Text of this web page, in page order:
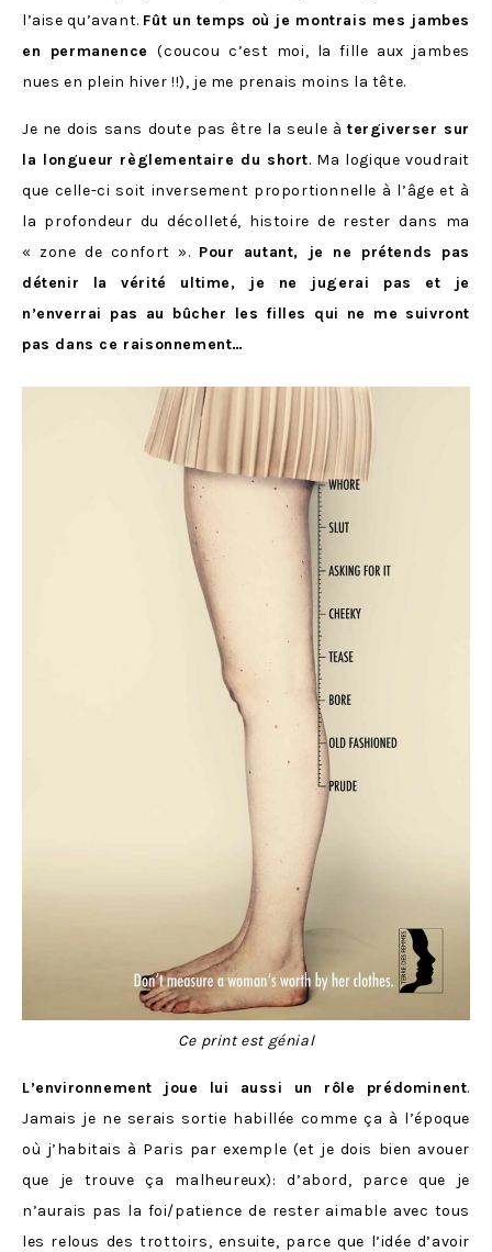
l’aise qu’avant. Fût un temps où je montrais mes jambes
en permanence(coucou c’est moi, la fille aux jambes
nues en plein hiver !!), je me prenais moins la tête.
Je ne dois sans doute pas être la seule àtergiverser sur
la longueur règlementaire du short. Ma logique voudrait
que celle-ci soit inversement proportionnelle à l’âge et à
la profondeur du décolleté, histoire de rester dans ma
« zone de confort ». Pour autant, je ne prétends pas
détenir la vérité ultime, je ne jugerai pas et je
n’enverrai pas au bûcher les filles qui ne me suivront
pas dans ce raisonnement…
Ce print est génial
L’environnement joue lui aussi un rôle prédominent.
Jamais je ne serais sortie habillée comme ça à l’époque
où j’habitais à Paris par exemple (et je dois bien avouer
que je trouve ça malheureux): d’abord, parce que je
n’aurais pas la foi/patience de rester aimable avec tous
les relous des trottoirs, ensuite, parce que l’idée d’avoir